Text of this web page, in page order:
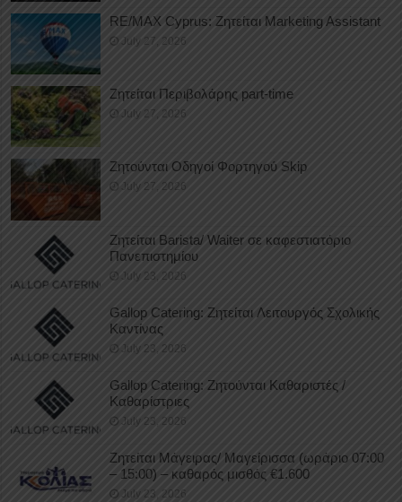
RE/MAX Cyprus: Ζητείται Marketing Assistant
July 27, 2026
Ζητείται Περιβολάρης part-time
July 27, 2026
Ζητούνται Οδηγοί Φορτηγού Skip
July 27, 2026
Ζητείται Barista/ Waiter σε καφεστιατόριο
Πανεπιστημίου
July 23, 2026
Gallop Catering: Ζητείται Λειτουργός Σχολικής
Καντίνας
July 23, 2026
Gallop Catering: Ζητούνται Καθαριστές /
Καθαρίστριες
July 23, 2026
Ζητείται Μάγειρας/ Μαγείρισσα (ωράριο 07:00
– 15:00) – καθαρός μισθός €1.600
July 23, 2026